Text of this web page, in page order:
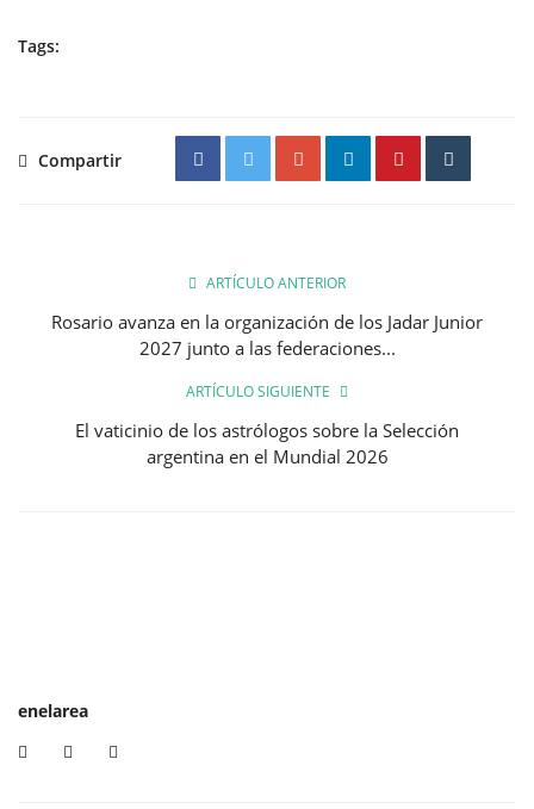
Tags:
Compartir
ARTÍCULO ANTERIOR
Rosario avanza en la organización de los Jadar Junior
2027 junto a las federaciones...
ARTÍCULO SIGUIENTE
El vaticinio de los astrólogos sobre la Selección
argentina en el Mundial 2026
enelarea